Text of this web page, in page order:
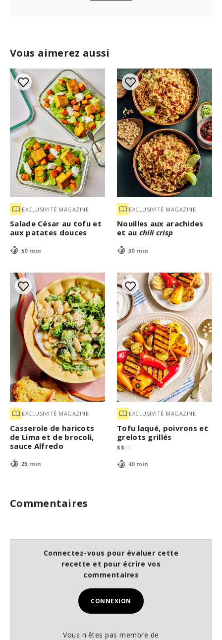
Vous aimerez aussi
EXCLUSIVITÉ MAGAZINE
Salade César au tofu et
aux patates douces
50 min
EXCLUSIVITÉ MAGAZINE
Nouilles aux arachides
et au chili crisp
30 min
EXCLUSIVITÉ MAGAZINE
Casserole de haricots
de Lima et de brocoli,
sauce Alfredo
25 min
EXCLUSIVITÉ MAGAZINE
Tofu laqué, poivrons et
grelots grillés
$$$ $
40 min
Commentaires
Connectez-vous pour évaluer cette
recette et pour écrire vos
commentaires
CONNEXION
Vous n'êtes pas membre de